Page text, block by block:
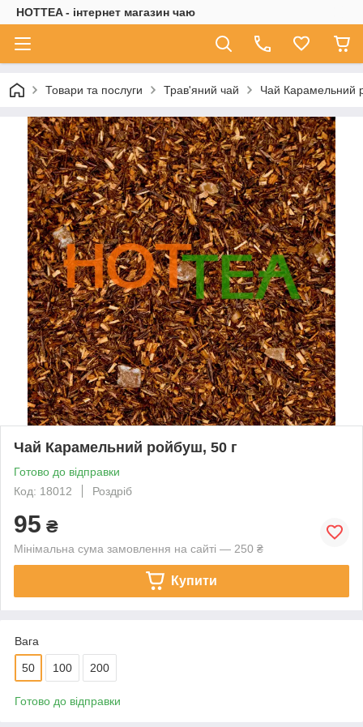
HOTTEA - інтернет магазин чаю
Товари та послуги Трав'яний чай Чай Карамельний
Чай Карамельний ройбуш, 50 г
Готово до відправки
Код: 18012
Роздріб
95 ₴
Мінімальна сума замовлення на сайті — 250 ₴
Купити
Вага
50 100 200
Готово до відправки